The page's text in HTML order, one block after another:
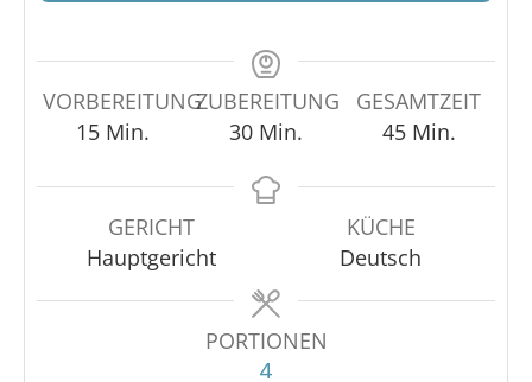
VORBEREITUNG
15 Min.
ZUBEREITUNG
30 Min.
GESAMTZEIT
45 Min.
GERICHT
Hauptgericht
KÜCHE
Deutsch
PORTIONEN
4